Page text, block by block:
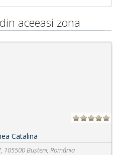
aceeasi zona